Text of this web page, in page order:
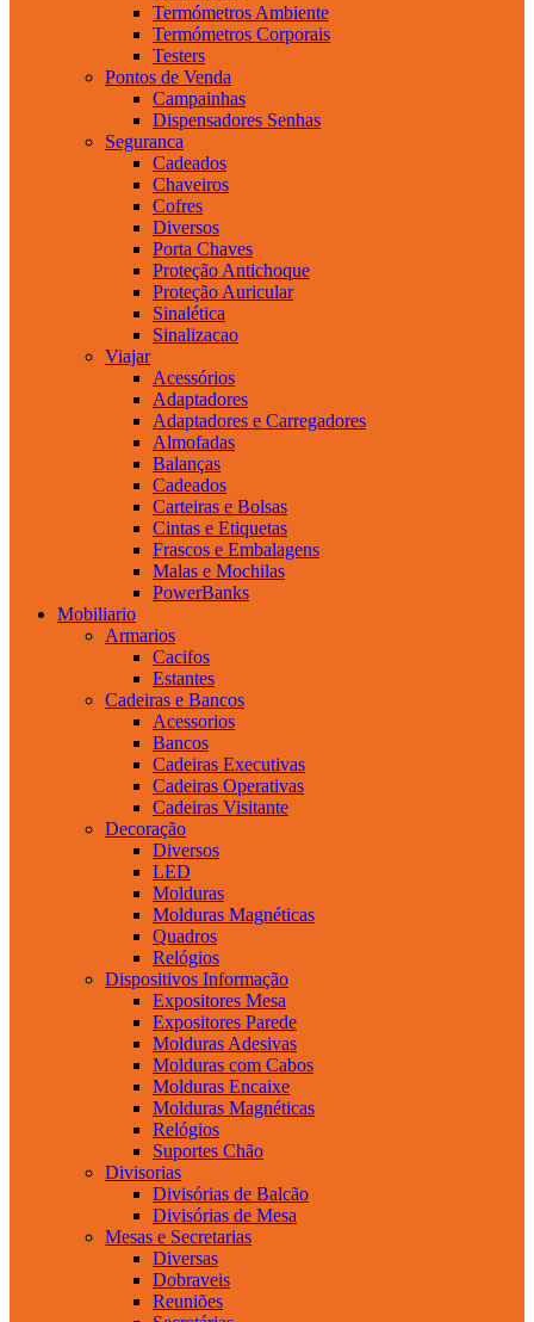
Termómetros Ambiente
Termómetros Corporais
Testers
Pontos de Venda
Campainhas
Dispensadores Senhas
Seguranca
Cadeados
Chaveiros
Cofres
Diversos
Porta Chaves
Proteção Antichoque
Proteção Auricular
Sinalética
Sinalizacao
Viajar
Acessórios
Adaptadores
Adaptadores e Carregadores
Almofadas
Balanças
Cadeados
Carteiras e Bolsas
Cintas e Etiquetas
Frascos e Embalagens
Malas e Mochilas
PowerBanks
Mobiliario
Armarios
Cacifos
Estantes
Cadeiras e Bancos
Acessorios
Bancos
Cadeiras Executivas
Cadeiras Operativas
Cadeiras Visitante
Decoração
Diversos
LED
Molduras
Molduras Magnéticas
Quadros
Relógios
Dispositivos Informação
Expositores Mesa
Expositores Parede
Molduras Adesivas
Molduras com Cabos
Molduras Encaixe
Molduras Magnéticas
Relógios
Suportes Chão
Divisorias
Divisórias de Balcão
Divisórias de Mesa
Mesas e Secretarias
Diversas
Dobraveis
Reuniões